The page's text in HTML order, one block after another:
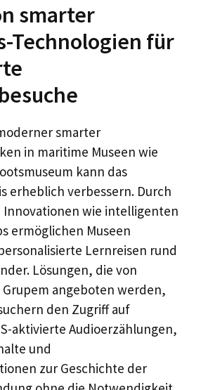
smarter
Technologien für
smarter
in maritime Museen wie
kann das
erheblich verbessern. Durch
Innovationen wie intelligenten
ermöglichen Museen
Lernreisen rund
Lösungen, die von
angeboten werden,
den Zugriff auf
aktivierte Audioerzählungen,
und
zur Geschichte der